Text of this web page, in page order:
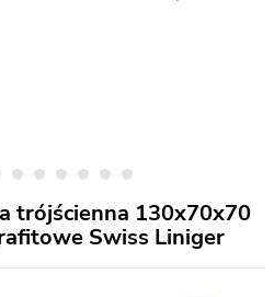
trójścienna 130x70x70
Swiss Liniger